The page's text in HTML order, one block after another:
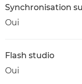
Synchronisation
Oui
Flash studio
Oui